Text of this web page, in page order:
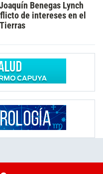
Benegas Lynch
de intereses en el